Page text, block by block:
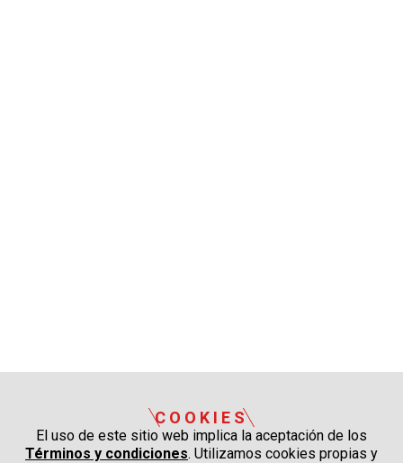
COOKIES
El uso de este sitio web implica la aceptación de los
Términos y condiciones. Utilizamos cookies propias y